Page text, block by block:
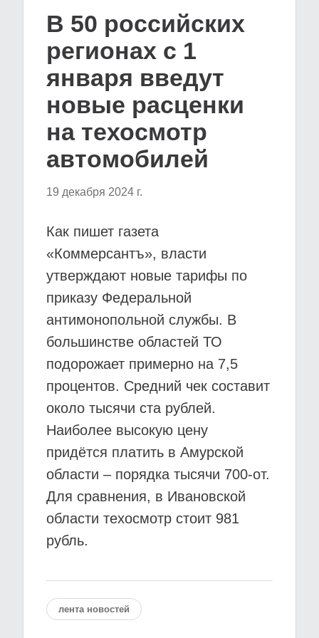
В 50 российских
регионах с 1
января введут
новые расценки
на техосмотр
автомобилей
19 декабря 2024 г.
Как пишет газета
«Коммерсантъ», власти
утверждают новые тарифы по
приказу Федеральной
антимонопольной службы. В
большинстве областей ТО
подорожает примерно на 7,5
процентов. Средний чек составит
около тысячи ста рублей.
Наиболее высокую цену
придётся платить в Амурской
области – порядка тысячи 700-от.
Для сравнения, в Ивановской
области техосмотр стоит 981
рубль.
лента новостей